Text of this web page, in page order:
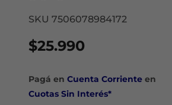
SKU 7506078984172
$25.990
Pagá en Cuenta Corrienteen
Cuotas Sin Interés*